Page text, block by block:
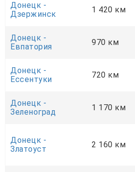
Донецк -
Дзержинск
1 420 км
Донецк -
Евпатория
970 км
Донецк -
Ессентуки
720 км
Донецк -
Зеленоград
1 170 км
Донецк -
Златоуст
2 160 км